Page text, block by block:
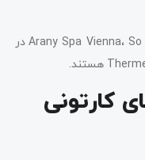
بهترین مکان‌ها برای آبگرم در وین، Arany Spa Vienna، So SPA در
کارتونی